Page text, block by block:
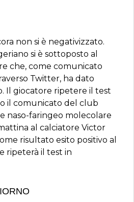
non si è negativizzato.
si è sottoposto al
che, come comunicato
Twitter, ha dato
Il giocatore ripetere il test
il comunicato del club
naso-faringeo molecolare
al calciatore Victor
risultato esito positivo al
ripeterà il test in